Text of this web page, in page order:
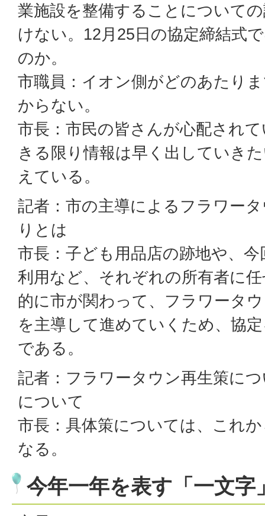
業施設を整備することについて
けない。12月25日の協定締結式
のか。
市職員：イオン側がどのあたり
からない。
市長：市民の皆さんが心配され
きる限り情報は早く出していき
えている。
記者：市の主導によるフラワー
りとは
市長：子ども用品店の跡地や、
利用など、それぞれの所有者に
的に市が関わって、フラワータ
を主導して進めていくため、協
である。
記者：フラワータウン再生策に
について
市長：具体策については、これ
なる。
今年一年を表す「一文字